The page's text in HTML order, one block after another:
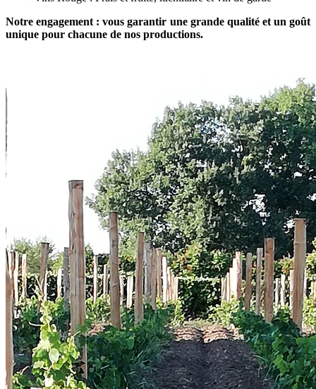
Notre engagement : vous garantir une grande qualité et un goût
unique pour chacune de nos productions.